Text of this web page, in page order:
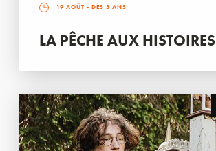
19 AOÛT - DÈS 3 ANS
LA PÊCHE AUX HISTOIRES